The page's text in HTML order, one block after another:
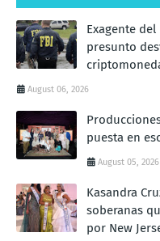
Exagente
presunto
August 06, 2026
puesta en
August 05, 2026
Kasandra
soberanas
por New